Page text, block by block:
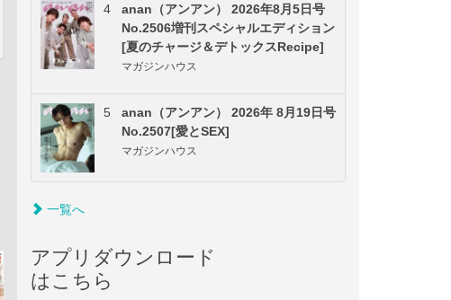
4
anan（アンアン） 2026年8月5日号
No.2506増刊スペシャルエディション
[夏のチャージ＆デトックスRecipe]
マガジンハウス
5
anan（アンアン） 2026年 8月19日号
No.2507[愛とSEX]
マガジンハウス
一覧へ
アプリダウンロード
はこちら